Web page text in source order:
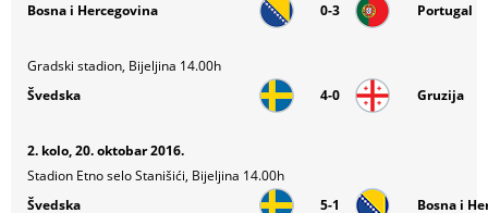
Bosna i Hercegovina
0-3 Portugal
Gradski stadion, Bijeljina 14.00h
Švedska
4-0 Gruzija
2. kolo, 20. oktobar 2016.
Stadion Etno selo Stanišići, Bijeljina 14.00h
Švedska
5-1 Bosna i